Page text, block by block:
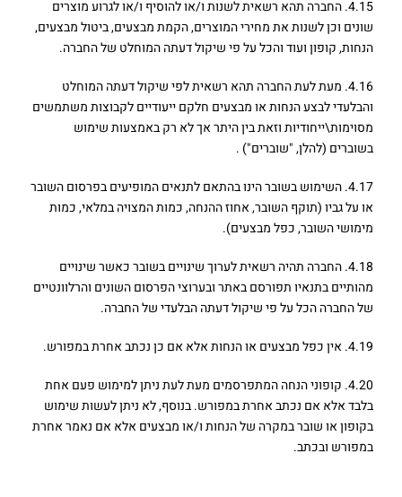
4.15. החברה תהא רשאית לשנות ו/או להוסיף ו/או לגרוע מוצרים
שונים וכן לשנות את מחירי המוצרים, הקמת מבצעים, ביטול מבצעים,
הנחות, קופון ועוד והכל על פי שיקול דעתה המוחלט של החברה.
4.16. מעת לעת החברה תהא רשאית לפי שיקול דעתה המוחלט
והבלעדי לבצע הנחות או מבצעים חלקם ייעודיים לקבוצות משתמשים
מסוימות\ייחודיות וזאת בין היתר אך לא רק באמצעות שימוש
בשוברים (להלן, "שוברים") .
4.17. השימוש בשובר הינו בהתאם לתנאים המופיעים בפרסום השובר
או על גביו (תוקף השובר, אחוז ההנחה, כמות המצויה במלאי, כמות
מימושי השובר, כפל מבצעים).
4.18. החברה תהיה רשאית לערוך שינויים בשובר כאשר שינויים
מהותיים בתנאיו תפורסם באתר ובערוצי הפרסום השונים והרלוונטיים
של החברה הכל על פי שיקול דעתה הבלעדי של החברה.
4.19. אין כפל מבצעים או הנחות אלא אם כן נכתב אחרת במפורש.
4.20. קופוני הנחה המתפרסמים מעת לעת ניתן למימוש פעם אחת
בלבד אלא אם נכתב אחרת במפורש. בנוסף, לא ניתן לעשות שימוש
בקופון או שובר במקרה של הנחות ו/או מבצעים אלא אם נאמר אחרת
במפורש ובכתב.